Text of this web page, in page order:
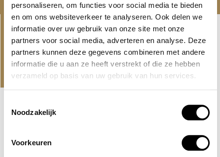
personaliseren, om functies voor social media te bieden
en om ons websiteverkeer te analyseren. Ook delen we
informatie over uw gebruik van onze site met onze
partners voor social media, adverteren en analyse. Deze
partners kunnen deze gegevens combineren met andere
informatie die u aan ze heeft verstrekt of die ze hebben
verzameld op basis van uw gebruik van hun services.
Noodzakelijk
Voorkeuren
Linkedin-
in
Envelope
PROJECTEN
ONS AANBOD EN NIEUWSTE
PROJECTEN
NIEUWE LISTING MBR CITY, DUBAI
EVERLY PLACE